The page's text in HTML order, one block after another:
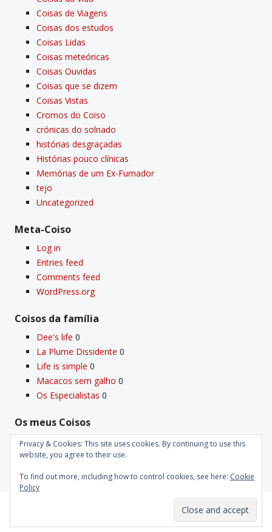
Coisas de Viagens
Coisas dos estudos
Coisas Lidas
Coisas meteóricas
Coisas Ouvidas
Coisas que se dizem
Coisas Vistas
Cromos do Coiso
crónicas do solnado
histórias desgraçadas
Histórias pouco clí­nicas
Memórias de um Ex-Fumador
tejo
Uncategorized
Meta-Coiso
Log in
Entries feed
Comments feed
WordPress.org
Coisos da famí­lia
Dee's life 0
La Plume Dissidente 0
Life is simple 0
Macacos sem galho 0
Os Especialistas 0
Os meus Coisos
Deus0
Velho Coiso0
Theme: Kubrick 2014.
Privacy & Cookies: This site uses cookies. By continuing to use this
website, you agree to their use.
To find out more, including how to control cookies, see here: Cookie
Policy